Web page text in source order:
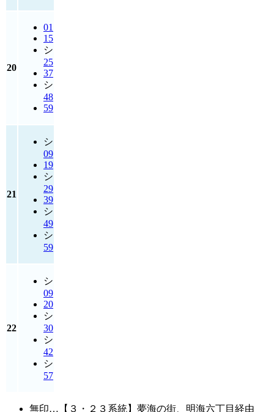
20
01
15
シ
25
37
シ
48
59
21
シ
09
19
シ
29
39
シ
49
シ
59
22
シ
09
20
シ
30
シ
42
シ
57
無印…【３・２３系統】夢海の街、明海六丁目経由